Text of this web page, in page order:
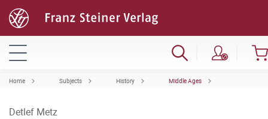
Home Subjects History Middle Ages
Detlef Metz